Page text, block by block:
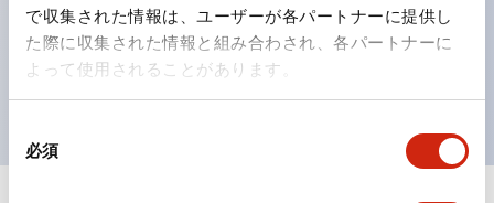
で収集された情報は、ユーザーが各パートナーに提供し
た際に収集された情報と組み合わされ、各パートナーに
よって使用されることがあります。
必須
対応。
ISO 3864-4安全色に対応。危険時や緊急事態時の色表
現がより明確・鮮明で、より多くの方が識別可能に。